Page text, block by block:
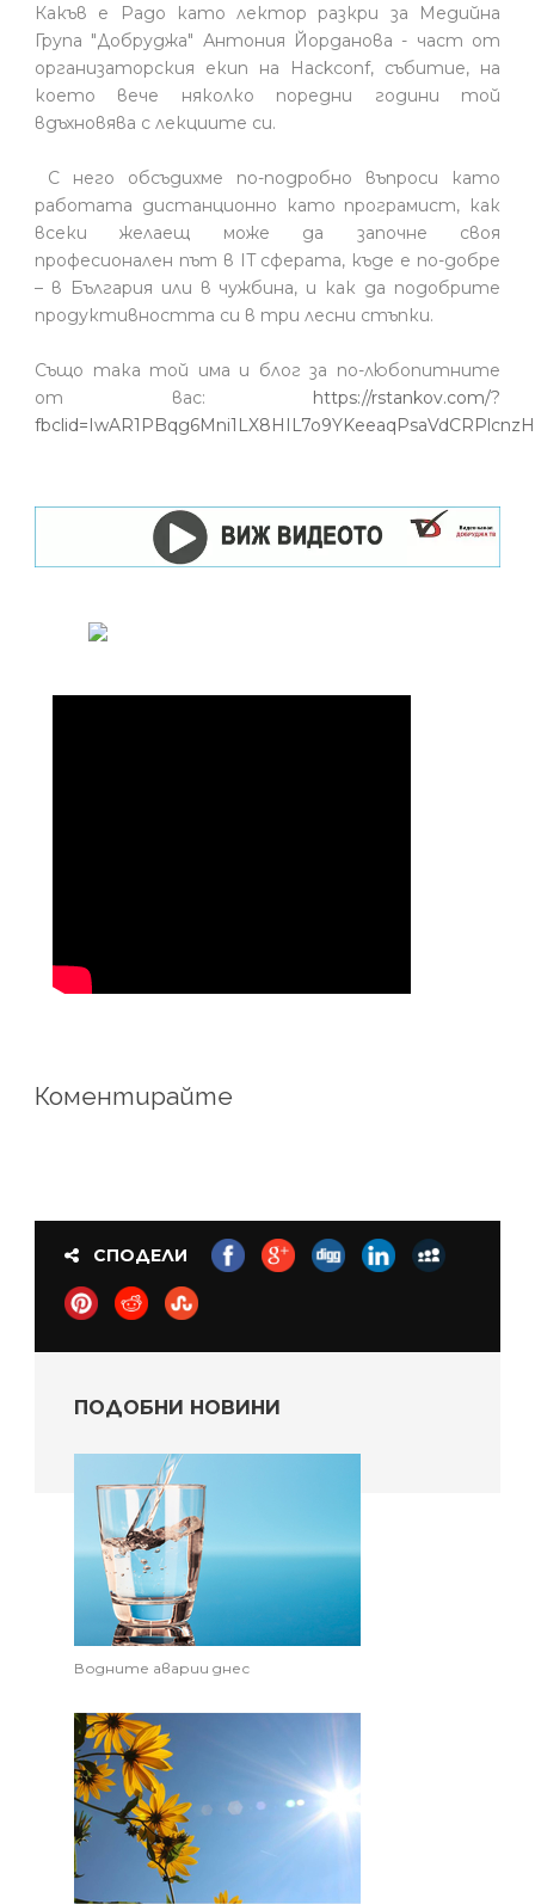
Какъв е Радо като лектор разкри за Медийна
Група "Добруджа" Антония Йорданова - част от
организаторския екип на Hackconf, събитие, на
което вече няколко поредни години той
вдъхновява с лекциите си.
С него обсъдихме по-подробно въпроси като
работата дистанционно като програмист, как
всеки желаещ може да започне своя
професионален път в IT сферата, къде е по-добре
– в България или в чужбина, и как да подобрите
продуктивността си в три лесни стъпки.
Също така той има и блог за по-любопитните
от вас: https://rstankov.com/?
Коментирайте
СПОДЕЛИ
ПОДОБНИ НОВИНИ
Водните аварии днес